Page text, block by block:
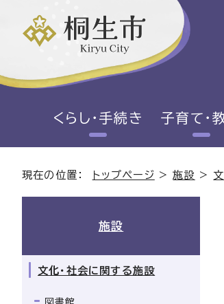
くらし・手続き 子育て・
現在の位置： トップページ >施設 >
施設
文化・社会に関する施設
図書館